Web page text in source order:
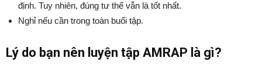
định. Tuy nhiên, đúng tư thế vẫn là tốt nhất.
Nghỉ nếu cần trong toàn buổi tập.
Lý do bạn nên luyện tập AMRAP là gì?